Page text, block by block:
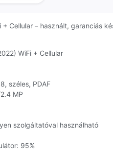
+ Cellular – használt, garanciás
WiFi + Cellular
széles, PDAF
MP
szolgáltatóval használható
95%